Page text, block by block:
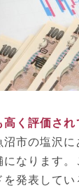
く評価さ
沼市の塩沢
なります
発表してい